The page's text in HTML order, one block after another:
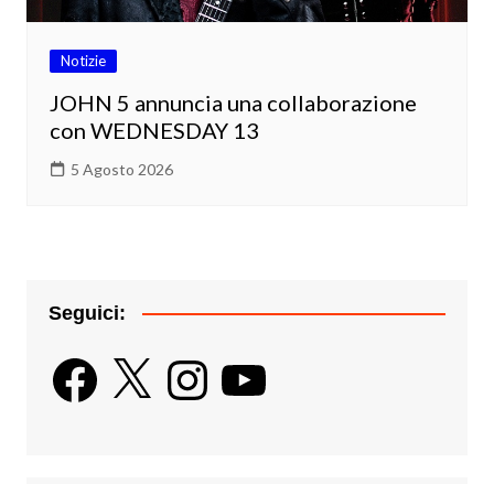
Notizie
JOHN 5 annuncia una collaborazione
con WEDNESDAY 13
5 Agosto 2026
Seguici:
Facebook
X InstagramYouTube